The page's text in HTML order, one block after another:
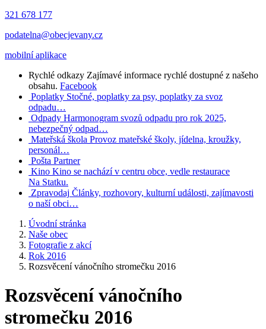
321 678 177
podatelna@obecjevany.cz
mobilní aplikace
Rychlé odkazy Zajímavé informace rychlé dostupné z našeho
obsahu. Facebook
Poplatky Stočné, poplatky za psy, poplatky za svoz
odpadu…
Odpady Harmonogram svozů odpadu pro rok 2025,
nebezpečný odpad…
Mateřská škola Provoz mateřské školy, jídelna, kroužky,
personál…
Pošta Partner
Kino Kino se nachází v centru obce, vedle restaurace
Na Statku.
Zpravodaj Články, rozhovory, kulturní události, zajímavosti
o naší obci…
Úvodní stránka
Naše obec
Fotografie z akcí
Rok 2016
Rozsvěcení vánočního stromečku 2016
Rozsvěcení vánočního
stromečku 2016